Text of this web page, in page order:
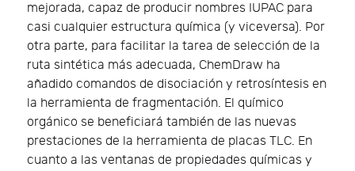
mejorada, capaz de producir nombres IUPAC para
casi cualquier estructura química (y viceversa). Por
otra parte, para facilitar la tarea de selección de la
ruta sintética más adecuada, ChemDraw ha
añadido comandos de disociación y retrosíntesis en
la herramienta de fragmentación. El químico
orgánico se beneficiará también de las nuevas
prestaciones de la herramienta de placas TLC. En
cuanto a las ventanas de propiedades químicas y